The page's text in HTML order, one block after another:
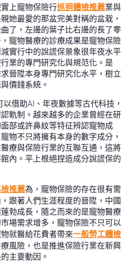
上寵物保險行巡迴體檢推薦業與
她最愛的那盆完美對稱的盆栽，
了，左邊的葉子比右邊的長了零
寵物醫療的診療成果是寵物保險
實行中的說謊保景象很年夜水平
業的專門研究化與規范化。是
晉陞本身專門研究化水平，樹立
價錢系統。
以借助AI、年夜數據等古代科技，
軌制。越來越多的企業曾經在研
部或許鼻紋等特征辨認寵物成
物不只將擁有本身的數字成分，
療與保險行業的互聯互通，這將
內。平上根絕捏造成分說謊保的
推薦為，寵物保險的存在很有需
跟著人們生涯程度的晉陞，中國
勃成長，隨之而來的是寵物醫療
場需求增多，寵物保險不只可以
就醫給花費者帶來一般勞工體檢
風險，也是推進保險行業在新興
主要動因。